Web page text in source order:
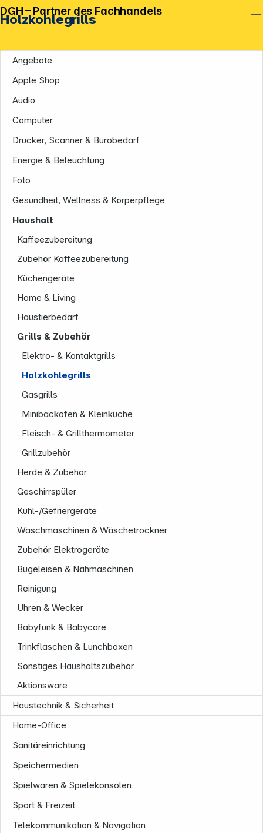
Holzkohlegrills
Angebote
Apple Shop
Audio
Computer
Drucker, Scanner & Bürobedarf
Energie & Beleuchtung
Foto
Gesundheit, Wellness & Körperpflege
Haushalt
Kaffeezubereitung
Zubehör Kaffeezubereitung
Küchengeräte
Home & Living
Haustierbedarf
Grills & Zubehör
Elektro- & Kontaktgrills
Holzkohlegrills
Gasgrills
Minibackofen & Kleinküche
Fleisch- & Grillthermometer
Grillzubehör
Herde & Zubehör
Geschirrspüler
Kühl-/Gefriergeräte
Waschmaschinen & Wäschetrockner
Zubehör Elektrogeräte
Bügeleisen & Nähmaschinen
Reinigung
Uhren & Wecker
Babyfunk & Babycare
Trinkflaschen & Lunchboxen
Sonstiges Haushaltszubehör
Aktionsware
Haustechnik & Sicherheit
Home-Office
Sanitäreinrichtung
Speichermedien
Spielwaren & Spielekonsolen
Sport & Freizeit
Telekommunikation & Navigation
DGH – Partner des Fachhandels
Unternehmen
Informationen